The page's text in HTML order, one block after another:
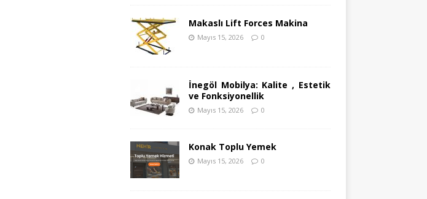
Makaslı Lift Forces Makina
Mayıs 15, 2026 0
İnegöl Mobilya: Kalite , Estetik
ve Fonksiyonellik
Mayıs 15, 2026 0
Konak Toplu Yemek
Mayıs 15, 2026 0